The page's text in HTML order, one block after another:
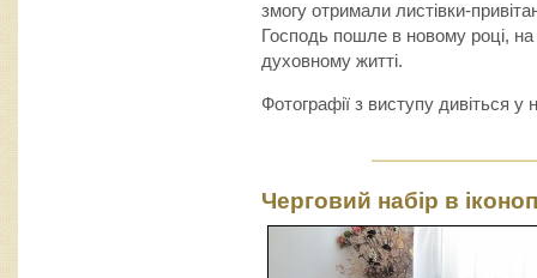
змогу отримали листівки-
Господь пошле в новому році,
духовному житті.
Фотографії з виступу дивіться у
Черговий набір в